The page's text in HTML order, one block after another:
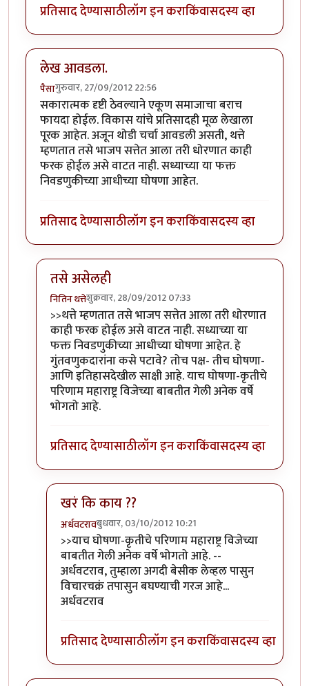
प्रतिसाद देण्यासाठीलॉग इन कराकिंवासदस्य व्हा
लेख आवडला.
पैसागुरुवार, 27/09/2012 22:56
सकारात्मक दृष्टी ठेवल्याने एकूण समाजाचा बराच
फायदा होईल. विकास यांचे प्रतिसादही मूळ लेखाला
पूरक आहेत. अजून थोडी चर्चा आवडली असती, थत्ते
म्हणतात तसे भाजप सत्तेत आला तरी धोरणात काही
फरक होईल असे वाटत नाही. सध्याच्या या फक्त
निवडणुकीच्या आधीच्या घोषणा आहेत.
प्रतिसाद देण्यासाठीलॉग इन कराकिंवासदस्य व्हा
तसे असेलही
नितिन थत्तेशुक्रवार, 28/09/2012 07:33
In reply toलेख आवडला.byपैसा
>>थत्ते म्हणतात तसे भाजप सत्तेत आला तरी धोरणात
काही फरक होईल असे वाटत नाही. सध्याच्या या
फक्त निवडणुकीच्या आधीच्या घोषणा आहेत. हे
गुंतवणुकदारांना कसे पटावे? तोच पक्ष- तीच घोषणा-
आणि इतिहासदेखील साक्षी आहे. याच घोषणा-कृतीचे
परिणाम महाराष्ट्र विजेच्या बाबतीत गेली अनेक वर्षे
भोगतो आहे.
प्रतिसाद देण्यासाठीलॉग इन कराकिंवासदस्य व्हा
खरं कि काय ??
अर्धवटरावबुधवार, 03/10/2012 10:21
In reply toतसे असेलहीbyनितिन थत्ते
>>याच घोषणा-कृतीचे परिणाम महाराष्ट्र विजेच्या
बाबतीत गेली अनेक वर्षे भोगतो आहे. --
अर्धवटराव, तुम्हाला अगदी बेसीक लेव्हल पासुन
विचारचक्रं तपासुन बघण्याची गरज आहे...
अर्धवटराव
प्रतिसाद देण्यासाठीलॉग इन कराकिंवासदस्य व्हा